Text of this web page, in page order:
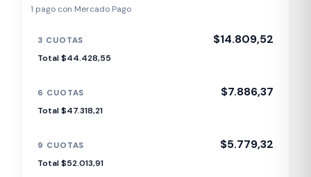
1 pago con Mercado Pago
3 CUOTAS $14.809,52
Total $44.428,55
6 CUOTAS $7.886,37
Total $47.318,21
9 CUOTAS $5.779,32
Total $52.013,91